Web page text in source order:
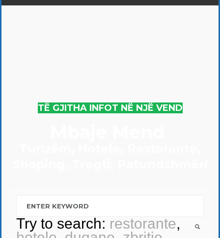
TË GJITHA INFOT NË NJË VEND
Try to search: restorante,